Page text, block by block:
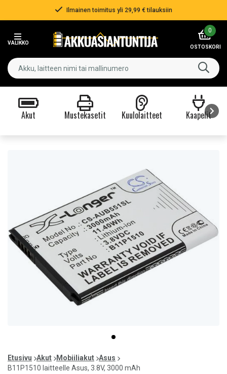
Ilmainen toimitus yli 29,99 € tilauksiin
VALIKKO
0
OSTOSKORI
Akut Mustekasetit Kuulolaitteet Kaapelit
item
0
of
1
Etusivu Akut Mobiiliakut Asus
B11P1510 laitteelle Asus, 3.8V, 3000 mAh